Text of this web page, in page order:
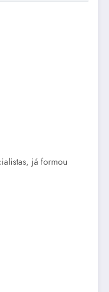
já formou